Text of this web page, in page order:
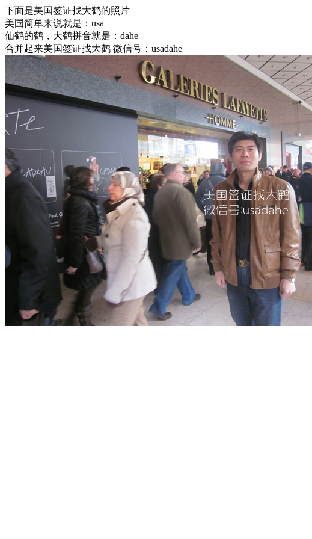
下面是美国签证找大鹤的照片
美国简单来说就是：usa
仙鹤的鹤，大鹤拼音就是：dahe
合并起来美国签证找大鹤 微信号：usadahe